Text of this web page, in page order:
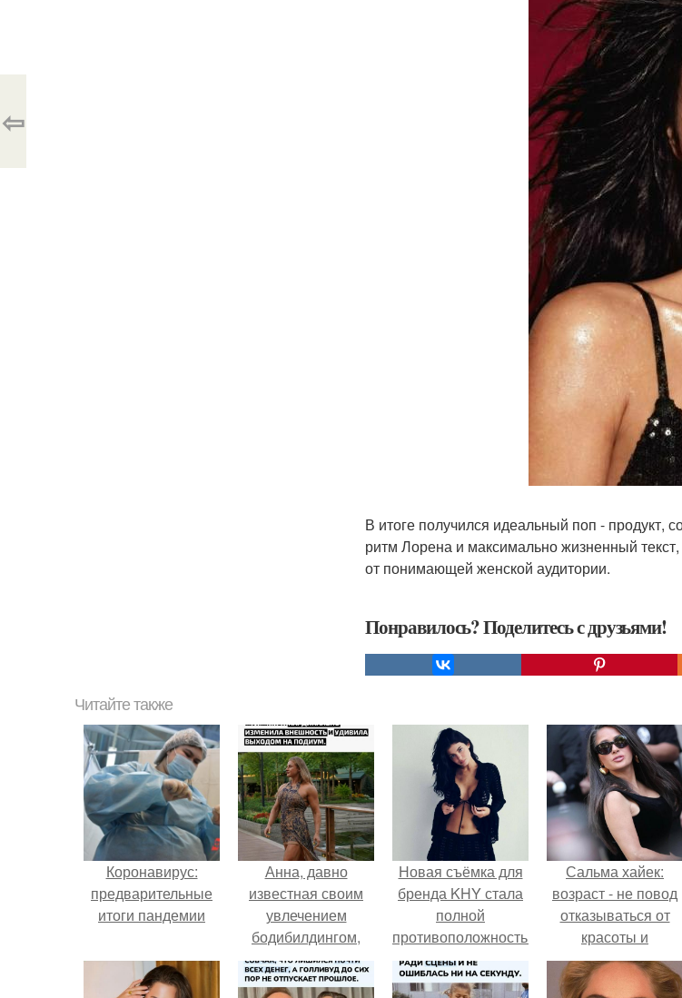
В итоге получился идеальный поп -
ритм Лорена и максимально жизненный
от понимающей женской аудитории.
Понравилось? Поделитесь с друзьями!
⇦
Читайте также
Коронавирус:
предварительные
итоги пандемии
Анна, давно
известная своим
увлечением
бодибилдингом,
впервые
попробовала себя
Новая съёмка для
бренда KHY стала
полной
противоположностью
образу, с которым
кайли
Сальма хайек:
возраст - не повод
отказываться от
красоты и
уверенности.